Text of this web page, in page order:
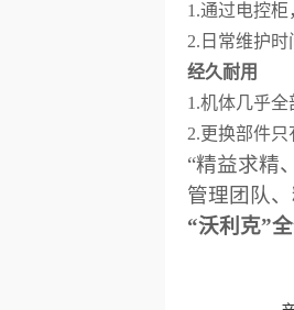
1.通过电控柜
2. 日常维护
经久耐用
1.机体几乎全
2.更换部件
“精益求精
管理团队
“沃利克”